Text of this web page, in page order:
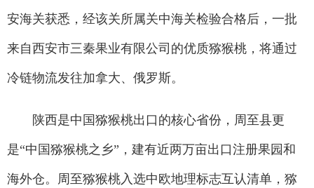
安海关获悉，经该关所属关中海关检验合格后，一批
来自西安市三秦果业有限公司的优质猕猴桃，将通过
冷链物流发往加拿大、俄罗斯。
陕西是中国猕猴桃出口的核心省份，周至县更
是“中国猕猴桃之乡”，建有近两万亩出口注册果园和
海外仓。周至猕猴桃入选中欧地理标志互认清单，猕